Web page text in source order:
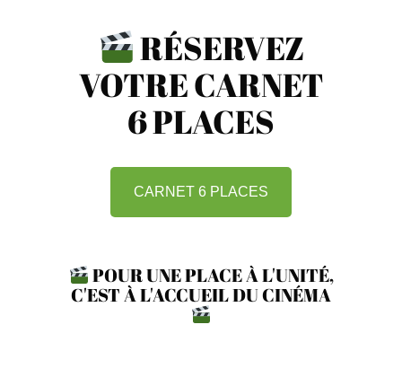
RÉSERVEZ
VOTRE CARNET
6 PLACES
CARNET 6 PLACES
POUR UNE PLACE À L'UNITÉ,
C'EST À L'ACCUEIL DU CINÉMA